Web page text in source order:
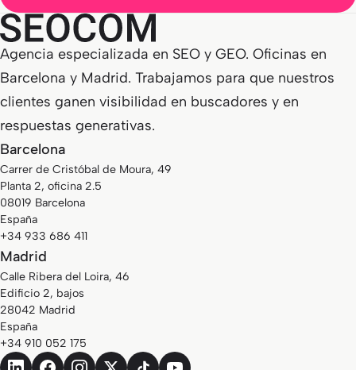
Agencia especializada en SEO y GEO. Oficinas en
Barcelona y Madrid. Trabajamos para que nuestros
clientes ganen visibilidad en buscadores y en
respuestas generativas.
Barcelona
Carrer de Cristóbal de Moura, 49
Planta 2, oficina 2.5
08019 Barcelona
España
+34 933 686 411
Madrid
Calle Ribera del Loira, 46
Edificio 2, bajos
28042 Madrid
España
+34 910 052 175